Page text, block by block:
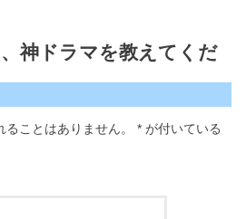
神ドラマを教えてくだ
ことはありません。 * が付いている